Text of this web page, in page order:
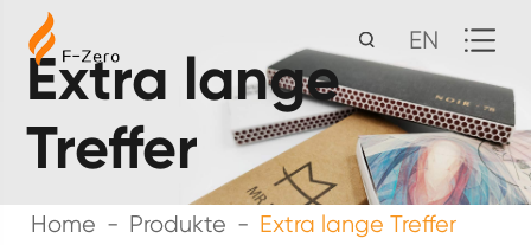
EN
Extra lange
Treffer
Home Produkte Extra lange Treffer